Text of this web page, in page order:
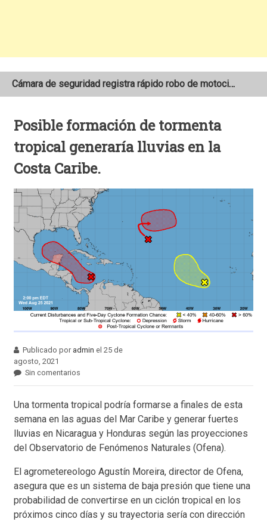
Cámara de seguridad registra rápido robo de motocicleta en el barrio Santo Domingo de Estelí
Posible formación de tormenta
tropical generaría lluvias en la
Costa Caribe.
Publicado por admin el 25 de
agosto, 2021
Sin comentarios
Una tormenta tropical podría formarse a finales de esta
semana en las aguas del Mar Caribe y generar fuertes
lluvias en Nicaragua y Honduras según las proyecciones
del Observatorio de Fenómenos Naturales (Ofena).
El agrometereologo Agustín Moreira, director de Ofena,
asegura que es un sistema de baja presión que tiene una
probabilidad de convertirse en un ciclón tropical en los
próximos cinco días y su trayectoria sería con dirección